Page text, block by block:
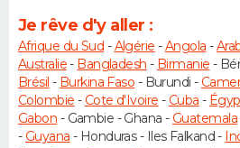
Je rêve d'y aller :
Afrique du Sud -Algérie -Angola -
Australie- Bangladesh - Birmanie -
Brésil - Burkina Faso - Burundi -
Colombie - Cote d'Ivoire - Cuba -
Gabon - Gambie - Ghana - Guatemala
- Guyana - Honduras - Iles Falkand -